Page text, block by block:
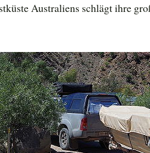
Australiens schlägt ihre